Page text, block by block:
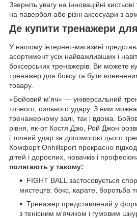
Зверніть увагу на інноваційні
на павербол або різні аксесуари з
Де купити тренажери
У нашому інтернет-магазині
асортимент усіх найважливіших і
боксерських тренажерів. Ви можете
тренажер для боксу та бути
товару.
«Бойовий м'яч» — універсальний
точного, сильного удару. З ним
тренажерному залі, так і вдома.
рівня, як-от Костя Дзю, Рой Джон
і точний удар за допомогою цього
Комфорт Onhillsport прекрасно
дітей і дорослих, новачків і
полягають у такому:
FIGHT BALL застосовується
мистецтв: бокс, карате, боротьба
Тренажер представлений у
з тенісним м'ячиком і гумовим